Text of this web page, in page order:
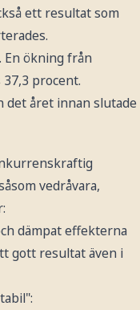
ett resultat som
En ökning från
procent.
det året innan slutade
vedråvara,
dämpat effekterna
gott resultat även i